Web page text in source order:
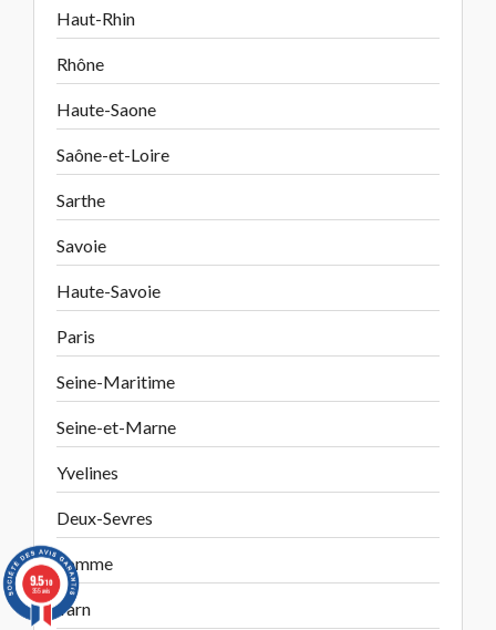
Haut-Rhin
Rhône
Haute-Saone
Saône-et-Loire
Sarthe
Savoie
Haute-Savoie
Paris
Seine-Maritime
Seine-et-Marne
Yvelines
Deux-Sevres
Somme
Tarn
9.5/10
355 avis